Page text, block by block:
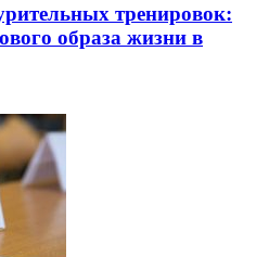
тренировок:
образа жизни в